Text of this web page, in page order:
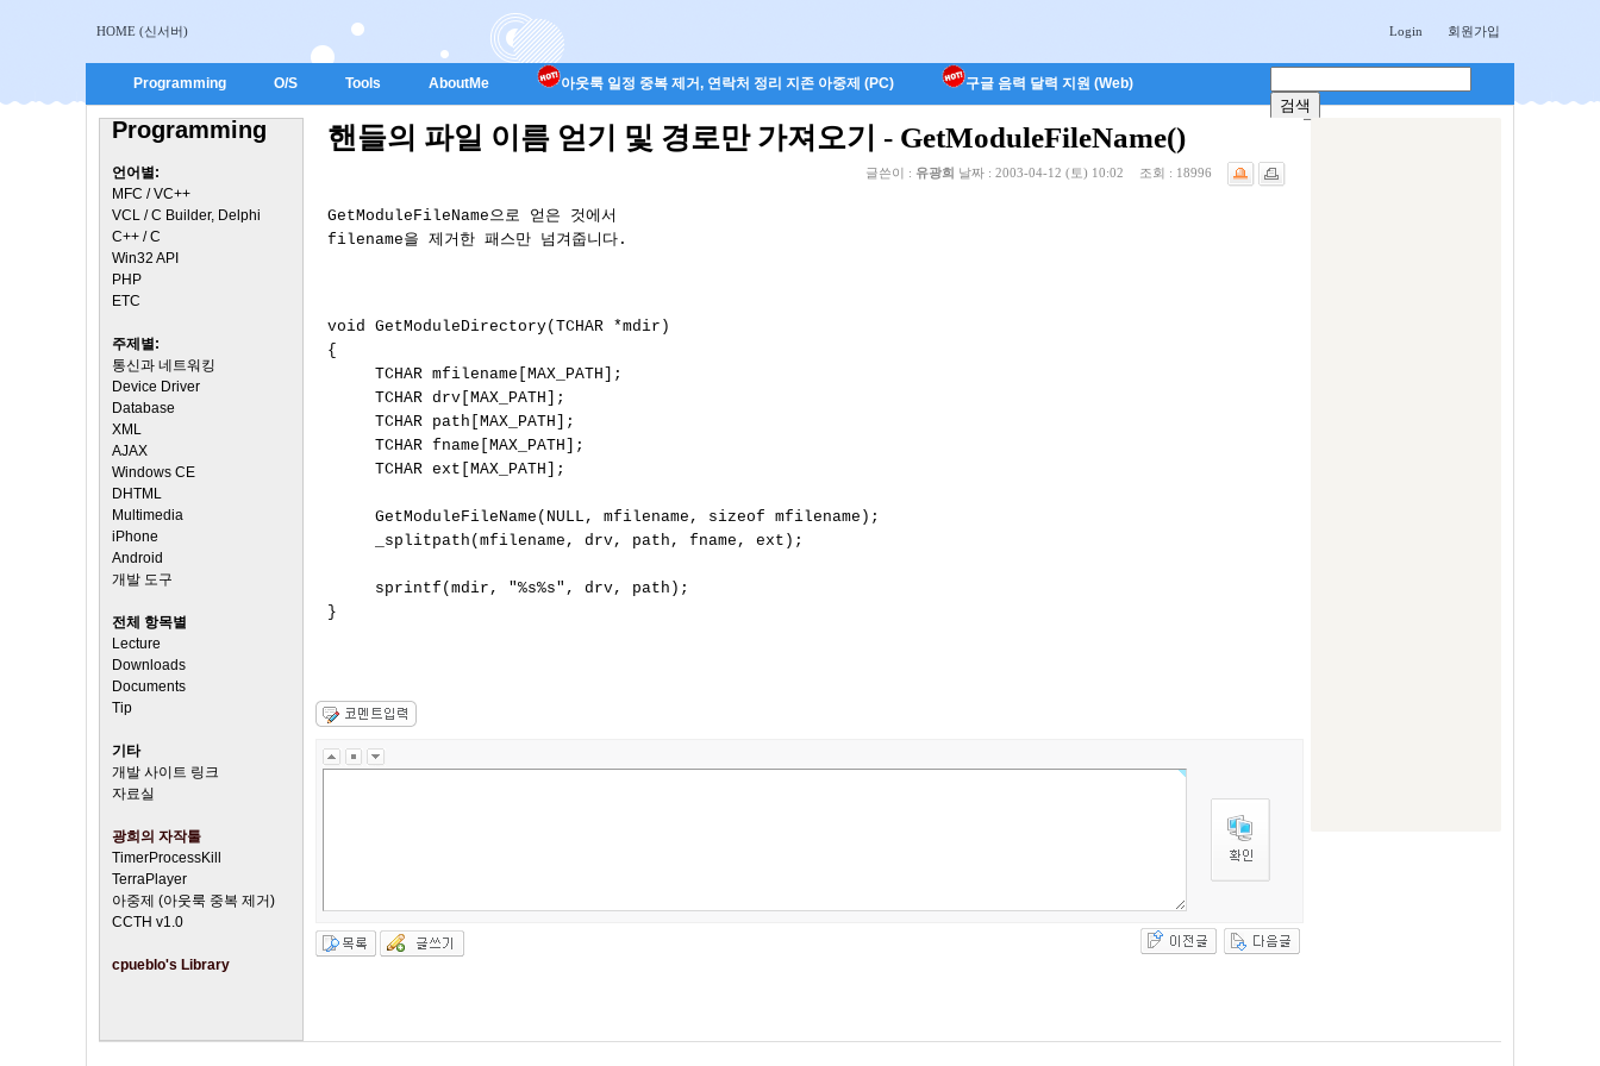
HOME (신서버) Login 회원가입
Programming O/S Tools AboutMe 아웃룩 일정 중복 제거, 연락처 정리 지존 아중제 (PC) 구글 음력 달력 지원 (Web)
Programming
언어별:
MFC / VC++
VCL / C Builder, Delphi
C++ / C
Win32 API
PHP
ETC
주제별:
통신과 네트워킹
Device Driver
Database
XML
AJAX
Windows CE
DHTML
Multimedia
iPhone
Android
개발 도구
전체 항목별
Lecture
Downloads
Documents
Tip
기타
개발 사이트 링크
자료실
광희의 자작툴
TimerProcessKill
TerraPlayer
아중제 (아웃룩 중복 제거)
CCTH v1.0
cpueblo's Library
핸들의 파일 이름 얻기 및 경로만 가져오기 - GetModuleFileName()
글쓴이 : 유광희 날짜 : 2003-04-12 (토) 10:02 조회 : 18996
GetModuleFileName으로 얻은 것에서
filename을 제거한 패스만 넘겨줍니다.
void GetModuleDirectory(TCHAR *mdir)
{
     TCHAR mfilename[MAX_PATH];
     TCHAR drv[MAX_PATH];
     TCHAR path[MAX_PATH];
     TCHAR fname[MAX_PATH];
     TCHAR ext[MAX_PATH];
     GetModuleFileName(NULL, mfilename, sizeof mfilename);
     _splitpath(mfilename, drv, path, fname, ext);
     sprintf(mdir, "%s%s", drv, path);